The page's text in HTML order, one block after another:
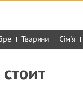
Тварини Сім'я